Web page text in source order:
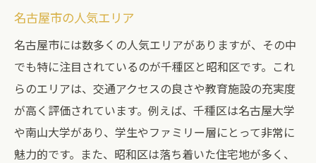
名古屋市の人気エリア
名古屋市には数多くの人気エリアがありますが、その中
でも特に注目されているのが千種区と昭和区です。これ
らのエリアは、交通アクセスの良さや教育施設の充実度
が高く評価されています。例えば、千種区は名古屋大学
や南山大学があり、学生やファミリー層にとって非常に
魅力的です。また、昭和区は落ち着いた住宅地が多く、